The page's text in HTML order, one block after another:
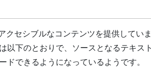
セシブルなコンテンツを提供していま
下のとおりで、ソースとなるテキス
ドできるようになっているようです。